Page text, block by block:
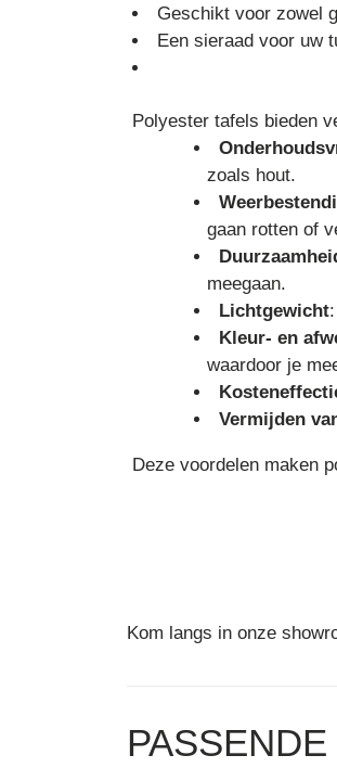
Geschikt voor zowel
Een sieraad voor uw
Polyester tafels bieden
zoals hout.
gaan rotten of
meegaan.
Lichtgewicht
Kleur- en
waardoor je
Vermijden
Deze voordelen maken
Kom langs in onze